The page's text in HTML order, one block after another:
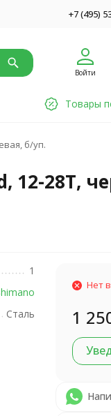
+7 (495)
Войти
Товары
б/уп.
12-28T,
1
Сталь
Нет
1